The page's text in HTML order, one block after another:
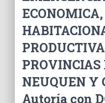
PROVINCIAS
NEUQUEN Y
Autoría con